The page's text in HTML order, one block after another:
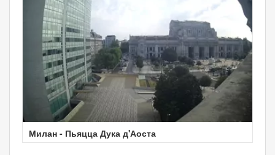
Милан - Пьяцца Дука д'Аоста